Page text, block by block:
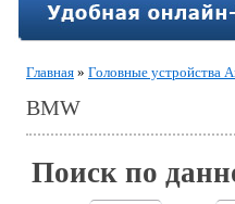
Главная » Головные устройства
BMW
Поиск по